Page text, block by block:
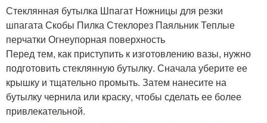
Стеклянная бутылка Шпагат Ножницы для резки
шпагата Скобы Пилка Стеклорез Паяльник Теплые
перчатки Огнеупорная поверхность
Перед тем, как приступить к изготовлению вазы, нужно
подготовить стеклянную бутылку. Сначала уберите ее
крышку и тщательно промыть. Затем нанесите на
бутылку чернила или краску, чтобы сделать ее более
привлекательной.